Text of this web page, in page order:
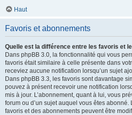
Haut
Favoris et abonnements
Quelle est la différence entre les favoris et
Dans phpBB 3.0, la fonctionnalité qui vous
favoris était similaire à celle présente dans
receviez aucune notification lorsqu’un sujet
Dans phpBB 3.3, les favoris sont davantage
pouvez à présent recevoir une notification
mis à jour. L’abonnement, quant à lui, vous
forum ou d’un sujet auquel vous êtes
favoris et des abonnements peuvent être